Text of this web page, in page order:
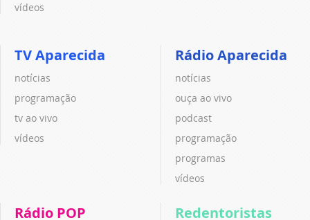
vídeos
TV Aparecida
notícias
programação
tv ao vivo
vídeos
Rádio Aparecida
notícias
ouça ao vivo
podcast
programação
programas
vídeos
Rádio POP Redentoristas